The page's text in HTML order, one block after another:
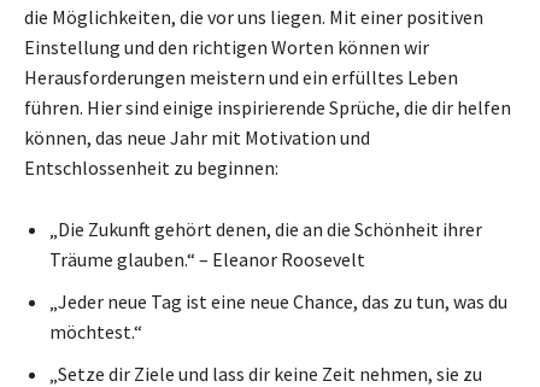
die Möglichkeiten, die vor uns liegen. Mit einer positiven
Einstellung und den richtigen Worten können wir
Herausforderungen meistern und ein erfülltes Leben
führen. Hier sind einige inspirierende Sprüche, die dir helfen
können, das neue Jahr mit Motivation und
Entschlossenheit zu beginnen:
„Die Zukunft gehört denen, die an die Schönheit ihrer
Träume glauben.“ – Eleanor Roosevelt
„Jeder neue Tag ist eine neue Chance, das zu tun, was du
möchtest.“
„Setze dir Ziele und lass dir keine Zeit nehmen, sie zu